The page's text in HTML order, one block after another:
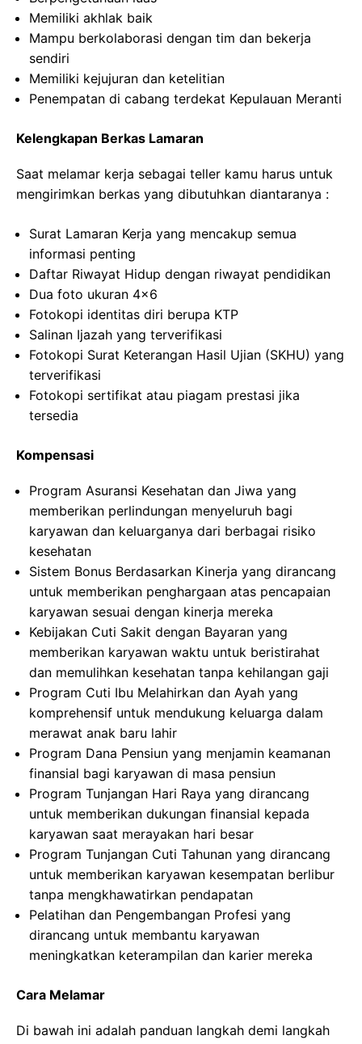
Memiliki akhlak baik
Mampu berkolaborasi dengan tim dan bekerja
sendiri
Memiliki kejujuran dan ketelitian
Penempatan di cabang terdekat Kepulauan Meranti
Kelengkapan Berkas Lamaran
Saat melamar kerja sebagai teller kamu harus untuk
mengirimkan berkas yang dibutuhkan diantaranya :
Surat Lamaran Kerja yang mencakup semua
informasi penting
Daftar Riwayat Hidup dengan riwayat pendidikan
Dua foto ukuran 4×6
Fotokopi identitas diri berupa KTP
Salinan Ijazah yang terverifikasi
Fotokopi Surat Keterangan Hasil Ujian (SKHU) yang
terverifikasi
Fotokopi sertifikat atau piagam prestasi jika
tersedia
Kompensasi
Program Asuransi Kesehatan dan Jiwa yang
memberikan perlindungan menyeluruh bagi
karyawan dan keluarganya dari berbagai risiko
kesehatan
Sistem Bonus Berdasarkan Kinerja yang dirancang
untuk memberikan penghargaan atas pencapaian
karyawan sesuai dengan kinerja mereka
Kebijakan Cuti Sakit dengan Bayaran yang
memberikan karyawan waktu untuk beristirahat
dan memulihkan kesehatan tanpa kehilangan gaji
Program Cuti Ibu Melahirkan dan Ayah yang
komprehensif untuk mendukung keluarga dalam
merawat anak baru lahir
Program Dana Pensiun yang menjamin keamanan
finansial bagi karyawan di masa pensiun
Program Tunjangan Hari Raya yang dirancang
untuk memberikan dukungan finansial kepada
karyawan saat merayakan hari besar
Program Tunjangan Cuti Tahunan yang dirancang
untuk memberikan karyawan kesempatan berlibur
tanpa mengkhawatirkan pendapatan
Pelatihan dan Pengembangan Profesi yang
dirancang untuk membantu karyawan
meningkatkan keterampilan dan karier mereka
Cara Melamar
Di bawah ini adalah panduan langkah demi langkah